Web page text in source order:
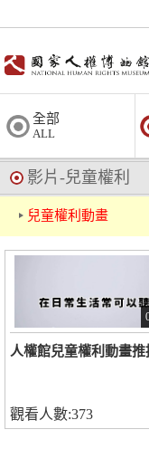
全部
ALL
影片-兒童權利
兒童權利動畫
人權館兒童權利動畫推
觀看人數:373